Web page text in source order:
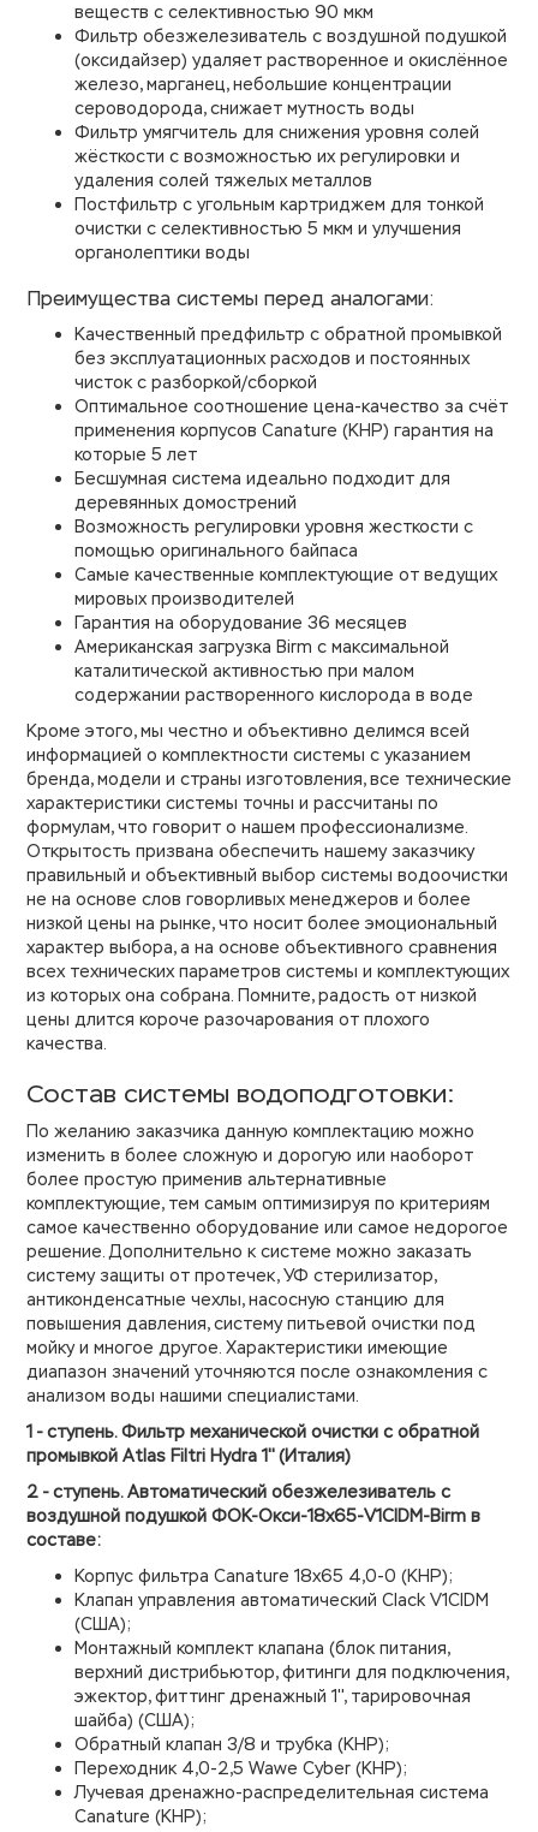
веществ с селективностью 90 мкм
Фильтр обезжелезиватель с воздушной подушкой
(оксидайзер) удаляет растворенное и окислённое
железо, марганец, небольшие концентрации
сероводорода, снижает мутность воды
Фильтр умягчитель для снижения уровня солей
жёсткости с возможностью их регулировки и
удаления солей тяжелых металлов
Постфильтр с угольным картриджем для тонкой
очистки с селективностью 5 мкм и улучшения
органолептики воды
Преимущества системы перед аналогами:
Качественный предфильтр с обратной промывкой
без эксплуатационных расходов и постоянных
чисток с разборкой/сборкой
Оптимальное соотношение цена-качество за счёт
применения корпусов Canature (КНР) гарантия на
которые 5 лет
Бесшумная система идеально подходит для
деревянных домострений
Возможность регулировки уровня жесткости с
помощью оригинального байпаса
Самые качественные комплектующие от ведущих
мировых производителей
Гарантия на оборудование 36 месяцев
Американская загрузка Birm с максимальной
каталитической активностью при малом
содержании растворенного кислорода в воде
Кроме этого, мы честно и объективно делимся всей
информацией о комплектности системы с указанием
бренда, модели и страны изготовления, все технические
характеристики системы точны и рассчитаны по
формулам, что говорит о нашем профессионализме.
Открытость призвана обеспечить нашему заказчику
правильный и объективный выбор системы водоочистки
не на основе слов говорливых менеджеров и более
низкой цены на рынке, что носит более эмоциональный
характер выбора, а на основе объективного сравнения
всех технических параметров системы и комплектующих
из которых она собрана. Помните, радость от низкой
цены длится короче разочарования от плохого
качества.
Состав системы водоподготовки:
По желанию заказчика данную комплектацию можно
изменить в более сложную и дорогую или наоборот
более простую применив альтернативные
комплектующие, тем самым оптимизируя по критериям
самое качественно оборудование или самое недорогое
решение. Дополнительно к системе можно заказать
систему защиты от протечек, УФ стерилизатор,
антиконденсатные чехлы, насосную станцию для
повышения давления, систему питьевой очистки под
мойку и многое другое. Характеристики имеющие
диапазон значений уточняются после ознакомления с
анализом воды нашими специалистами.
1 - ступень. Фильтр механической очистки с обратной
промывкой Atlas Filtri Hydra 1'' (Италия)
2 - ступень. Автоматический обезжелезиватель с
воздушной подушкой ФОК-Окси-18х65-V1CIDM-Birm в
составе:
Корпус фильтра Canature 18х65 4,0-0 (КНР);
Клапан управления автоматический Clack V1CIDM
(США);
Монтажный комплект клапана (блок питания,
верхний дистрибьютор, фитинги для подключения,
эжектор, фиттинг дренажный 1'', тарировочная
шайба) (США);
Обратный клапан 3/8 и трубка (КНР);
Переходник 4,0-2,5 Wawe Cyber (КНР);
Лучевая дренажно-распределительная система
Canature (КНР);